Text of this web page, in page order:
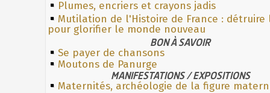
Plumes, encriers et crayons jadis
Mutilation de l'Histoire de France : détruire
pour glorifier le monde nouveau
BON À SAVOIR
Se payer de chansons
Moutons de Panurge
MANIFESTATIONS / EXPOSITIONS
Maternités, archéologie de la figure